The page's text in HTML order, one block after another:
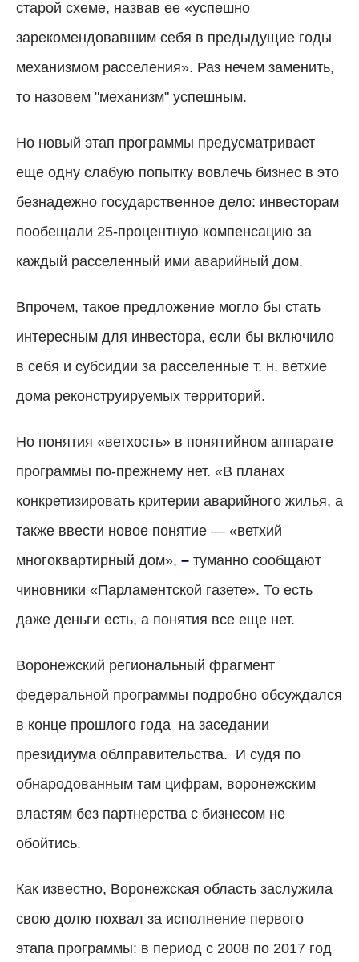
старой схеме, назвав ее «успешно
зарекомендовавшим себя в предыдущие годы
механизмом расселения». Раз нечем заменить,
то назовем "механизм" успешным.
Но новый этап программы предусматривает
еще одну слабую попытку вовлечь бизнес в это
безнадежно государственное дело: инвесторам
пообещали 25-процентную компенсацию за
каждый расселенный ими аварийный дом.
Впрочем, такое предложение могло бы стать
интересным для инвестора, если бы включило
в себя и субсидии за расселенные т. н. ветхие
дома реконструируемых территорий.
Но понятия «ветхость» в понятийном аппарате
программы по-прежнему нет. «В планах
конкретизировать критерии аварийного жилья, а
также ввести новое понятие — «ветхий
многоквартирный дом», – туманно сообщают
чиновники «Парламентской газете». То есть
даже деньги есть, а понятия все еще нет.
Воронежский региональный фрагмент
федеральной программы подробно обсуждался
в конце прошлого года на заседании
президиума облправительства. И судя по
обнародованным там цифрам, воронежским
властям без партнерства с бизнесом не
обойтись.
Как известно, Воронежская область заслужила
свою долю похвал за исполнение первого
этапа программы: в период с 2008 по 2017 год